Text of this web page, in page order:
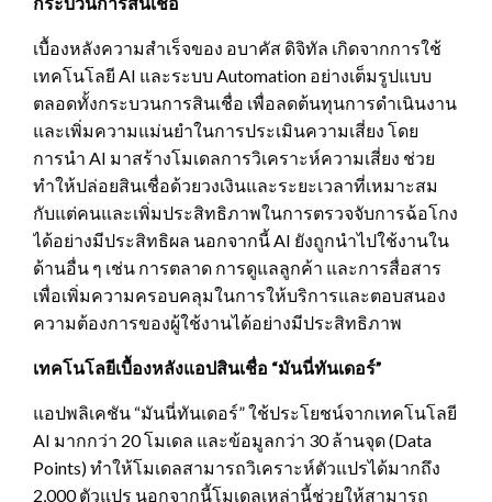
เบื้องหลังความสำเร็จของ อบาคัส ดิจิทัล เกิดจากการใช้
เทคโนโลยี AI และระบบ Automation อย่างเต็มรูปแบบ
ตลอดทั้งกระบวนการสินเชื่อ เพื่อลดต้นทุนการดำเนินงาน
และเพิ่มความแม่นยำในการประเมินความเสี่ยง โดย
การนำ AI มาสร้างโมเดลการวิเคราะห์ความเสี่ยง ช่วย
ทำให้ปล่อยสินเชื่อด้วยวงเงินและระยะเวลาที่เหมาะสม
กับแต่คนและเพิ่มประสิทธิภาพในการตรวจจับการฉ้อโกง
ได้อย่างมีประสิทธิผล นอกจากนี้ AI ยังถูกนำไปใช้งานใน
ด้านอื่น ๆ เช่น การตลาด การดูแลลูกค้า และการสื่อสาร
เพื่อเพิ่มความครอบคลุมในการให้บริการและตอบสนอง
ความต้องการของผู้ใช้งานได้อย่างมีประสิทธิภาพ
เทคโนโลยีเบื้องหลังแอปสินเชื่อ “มันนี่ทันเดอร์”
แอปพลิเคชัน “มันนี่ทันเดอร์” ใช้ประโยชน์จากเทคโนโลยี
AI มากกว่า 20 โมเดล และข้อมูลกว่า 30 ล้านจุด (Data
Points) ทำให้โมเดลสามารถวิเคราะห์ตัวแปรได้มากถึง
2,000 ตัวแปร นอกจากนี้โมเดลเหล่านี้ช่วยให้สามารถ